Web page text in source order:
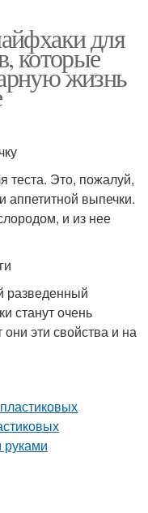
для
которые
жизнь
теста. Это, пожалуй,
аппетитной выпечки.
и из нее
разведенный
станут очень
эти свойства и на